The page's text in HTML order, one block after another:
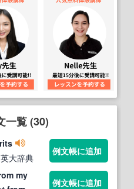
一覧 (30)
大辞典
例文帳に追加
my
例文帳に追加